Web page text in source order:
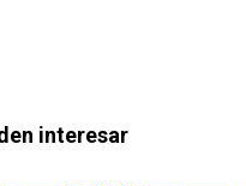
interesar